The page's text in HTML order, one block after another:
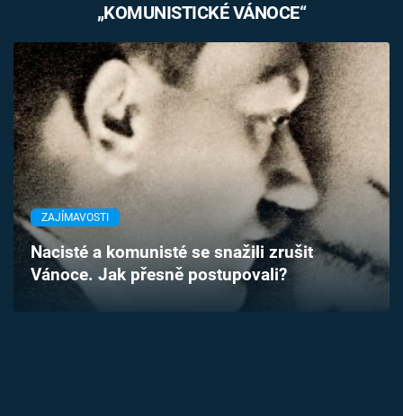
Témata
Témata
Pořady
TV Program
Časopis
Sledujte prima+
Přihlášení
„KOMUNISTICKÉ VÁNOCE“
ZAJÍMAVOSTI
Nacisté a komunisté se snažili zrušit
Vánoce. Jak přesně postupovali?